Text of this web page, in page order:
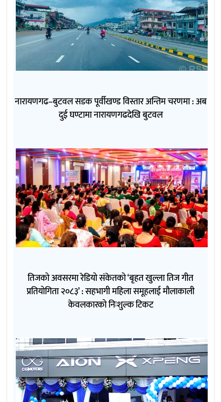
नारायणगढ–बुटवल सडक पूर्वीखण्ड विस्तार अन्तिम चरणमा : अब
दुई घण्टामा नारायणगढदेखि बुटवल
तिजको अवसरमा रेडियो संकेतको ‘बृहत खुल्ला तिज गीत
प्रतियोगिता २०८३’ : सहभागी महिला समूहलाई मौलाकाली
केवलकारको निःशुल्क टिकट